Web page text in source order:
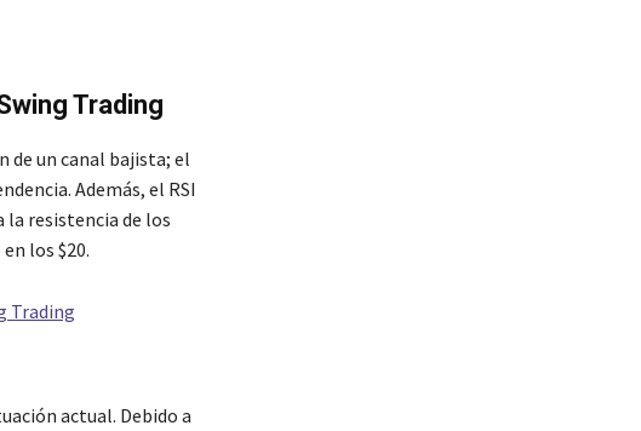
Trading
de un canal bajista; el
Además, el RSI
la resistencia de los
los $20.
actual. Debido a